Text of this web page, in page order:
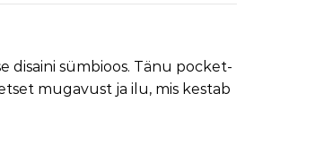
disaini sümbioos. Tänu pocket-
mugavust ja ilu, mis kestab